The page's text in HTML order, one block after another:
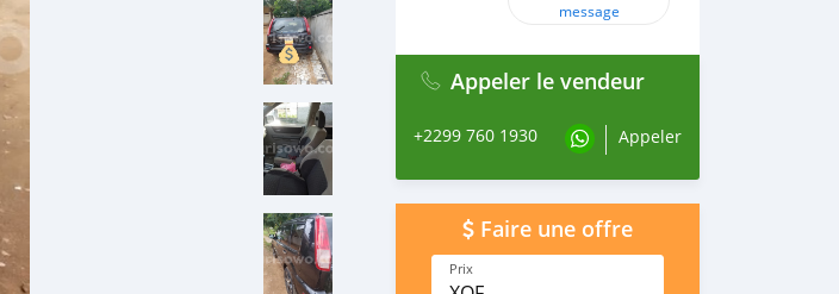
message
Appeler le vendeur
+2299 760 1930 Appeler
Faire une offre
Prix